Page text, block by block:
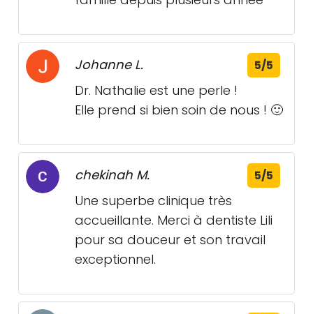
Johanne L. 5/5
Dr. Nathalie est une perle !
Elle prend si bien soin de nous ! 🙂
chekinah M. 5/5
Une superbe clinique très
accueillante. Merci à dentiste Lili
pour sa douceur et son travail
exceptionnel.